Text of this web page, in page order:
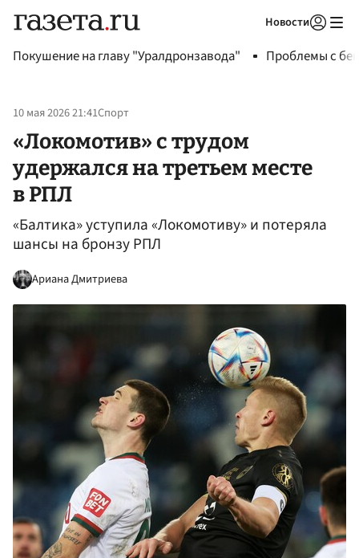
Новости
Покушение на главу "Уралдронзавода" Проблемы с
10 мая 2026 21:41Спорт
«Локомотив» с трудом
удержался на третьем месте
в РПЛ
«Балтика» уступила «Локомотиву» и потеряла
шансы на бронзу РПЛ
Ариана Дмитриева